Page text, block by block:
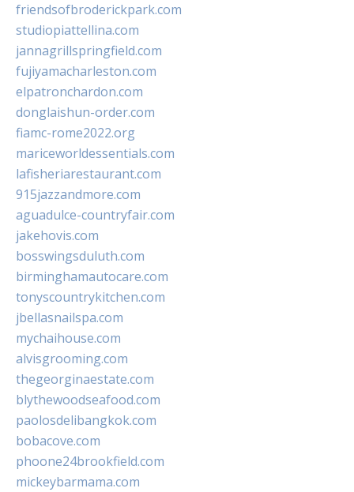
friendsofbroderickpark.com
studiopiattellina.com
jannagrillspringfield.com
fujiyamacharleston.com
elpatronchardon.com
donglaishun-order.com
fiamc-rome2022.org
mariceworldessentials.com
lafisheriarestaurant.com
915jazzandmore.com
aguadulce-countryfair.com
jakehovis.com
bosswingsduluth.com
birminghamautocare.com
tonyscountrykitchen.com
jbellasnailspa.com
mychaihouse.com
alvisgrooming.com
thegeorginaestate.com
blythewoodseafood.com
paolosdelibangkok.com
bobacove.com
phoone24brookfield.com
mickeybarmama.com